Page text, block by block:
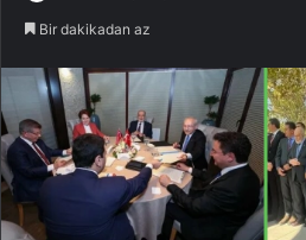
Bir dakikadan az